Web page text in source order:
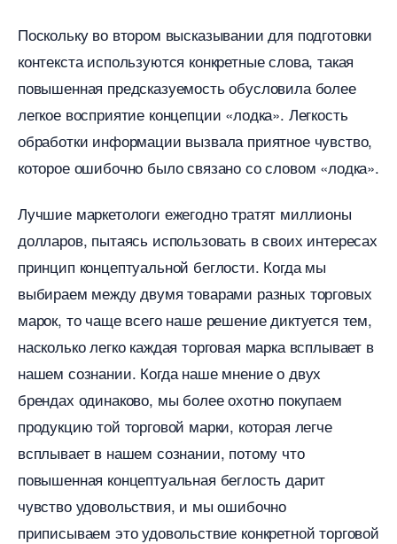
Поскольку во втором высказывании для подготовки
контекста используются конкретные слова, такая
повышенная предсказуемость обусловила более
легкое восприятие концепции «лодка». Легкость
обработки информации вызвала приятное чувство,
которое ошибочно было связано со словом «лодка».
Лучшие маркетологи ежегодно тратят миллионы
долларов, пытаясь использовать в своих интересах
принцип концептуальной беглости. Когда мы
ыбираем между двумя товарами разных торговых
марок, то чаще всего наше решение диктуется тем,
насколько легко каждая торговая марка всплывает
нашем сознании. Когда наше мнение о двух
рендах одинаково, мы более охотно покупаем
продукцию той торговой марки, которая легче
сплывает в нашем сознании, потому что
повышенная концептуальная беглость дарит
чувство удовольствия, и мы ошибочно
приписываем это удовольствие конкретной торговой